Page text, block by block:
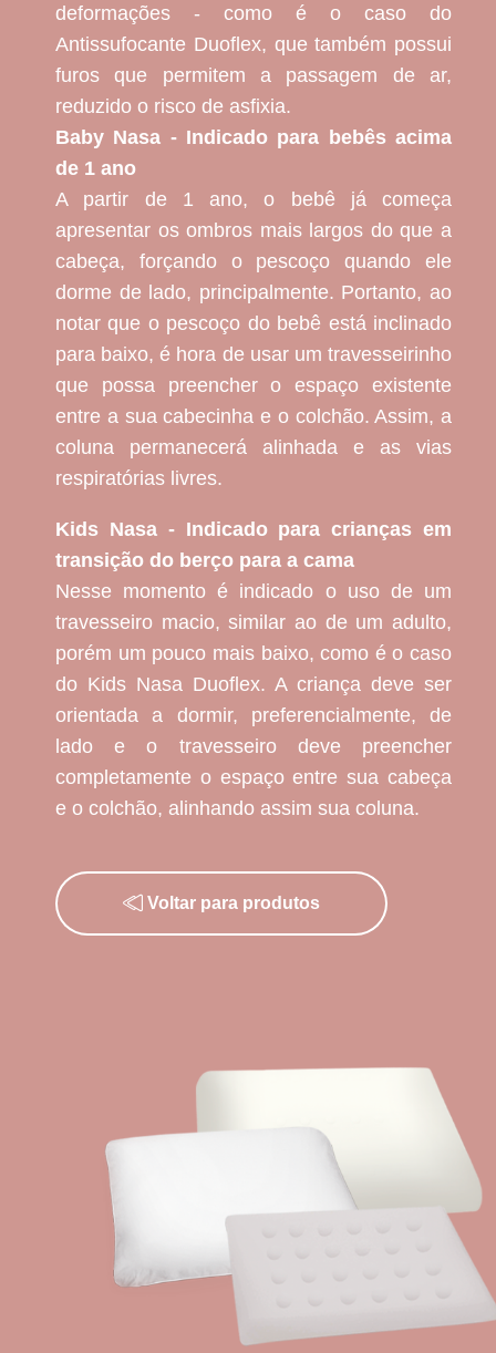
deformações - como é o caso do
Antissufocante Duoflex, que também possui
furos que permitem a passagem de ar,
reduzido o risco de asfixia.
Baby Nasa - Indicado para bebês acima
de 1 ano
A partir de 1 ano, o bebê já começa
apresentar os ombros mais largos do que a
cabeça, forçando o pescoço quando ele
dorme de lado, principalmente. Portanto, ao
notar que o pescoço do bebê está inclinado
para baixo, é hora de usar um travesseirinho
que possa preencher o espaço existente
entre a sua cabecinha e o colchão. Assim, a
coluna permanecerá alinhada e as vias
respiratórias livres.
Kids Nasa - Indicado para crianças em
transição do berço para a cama
Nesse momento é indicado o uso de um
travesseiro macio, similar ao de um adulto,
porém um pouco mais baixo, como é o caso
do Kids Nasa Duoflex. A criança deve ser
orientada a dormir, preferencialmente, de
lado e o travesseiro deve preencher
completamente o espaço entre sua cabeça
e o colchão, alinhando assim sua coluna.
Voltar para produtos